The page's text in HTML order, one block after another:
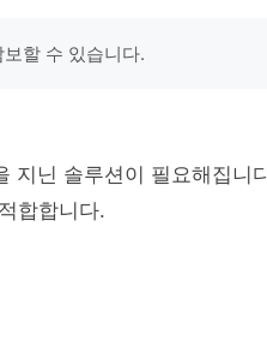
할 수 있습니다.
지닌 솔루션이 필요해집니
합합니다.